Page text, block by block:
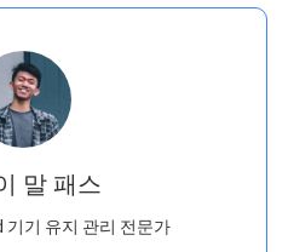
말 패스
기 유지 관리 전문가